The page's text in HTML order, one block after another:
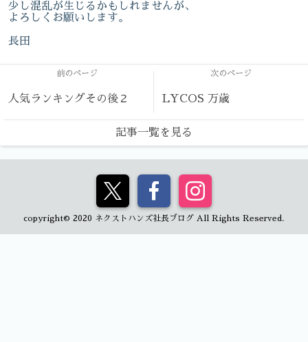
少し混乱が生じるかもしれませんが、
よろしくお願いします。
長田
前のページ
人気ランキングその後２
次のページ
LYCOS 万歳
記事一覧を見る
copyright© 2020 ネクストハンズ社長ブログ All Rights Reserved.